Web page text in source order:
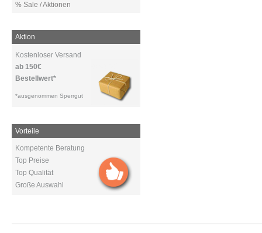
% Sale / Aktionen
Aktion
Kostenloser Versand
ab 150€
Bestellwert*
*ausgenommen Sperrgut
Vorteile
Kompetente Beratung
Top Preise
Top Qualität
Große Auswahl